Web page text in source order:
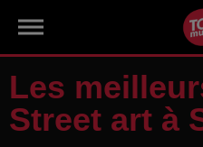
Les
Street art à